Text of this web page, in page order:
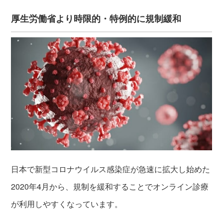
厚生労働省より時限的・特例的に規制緩和
日本で新型コロナウイルス感染症が急速に拡大し始めた
2020年4月から、規制を緩和することでオンライン診療
が利用しやすくなっています。